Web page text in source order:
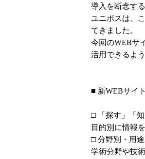
導入を断念す
ユニポスは、
てきました。
今回のWEBサ
活用できるよ
■ 新WEBサイ
□ 「探す」「
目的別に情報
□ 分野別・用
学術分野や技